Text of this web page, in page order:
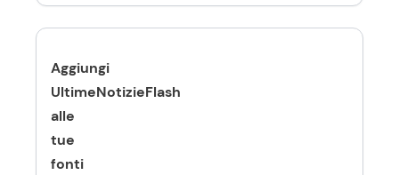
Aggiungi
UltimeNotizieFlash
alle
tue
fonti